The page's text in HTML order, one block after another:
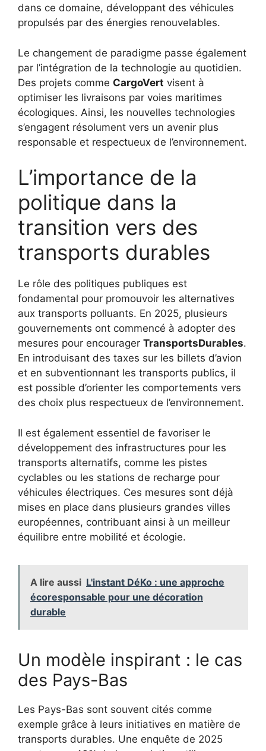
dans ce domaine, développant des véhicules
propulsés par des énergies renouvelables.
Le changement de paradigme passe également
par l’intégration de la technologie au quotidien.
Des projets comme CargoVert visent à
optimiser les livraisons par voies maritimes
écologiques. Ainsi, les nouvelles technologies
s’engagent résolument vers un avenir plus
responsable et respectueux de l’environnement.
L’importance de la
politique dans la
transition vers des
transports durables
Le rôle des politiques publiques est
fondamental pour promouvoir les alternatives
aux transports polluants. En 2025, plusieurs
gouvernements ont commencé à adopter des
mesures pour encourager TransportsDurables.
En introduisant des taxes sur les billets d’avion
et en subventionnant les transports publics, il
est possible d’orienter les comportements vers
des choix plus respectueux de l’environnement.
Il est également essentiel de favoriser le
développement des infrastructures pour les
transports alternatifs, comme les pistes
cyclables ou les stations de recharge pour
véhicules électriques. Ces mesures sont déjà
mises en place dans plusieurs grandes villes
européennes, contribuant ainsi à un meilleur
équilibre entre mobilité et écologie.
A lire aussi L'instant DéKo : une approche
écoresponsable pour une décoration
durable
Un modèle inspirant : le cas
des Pays-Bas
Les Pays-Bas sont souvent cités comme
exemple grâce à leurs initiatives en matière de
transports durables. Une enquête de 2025